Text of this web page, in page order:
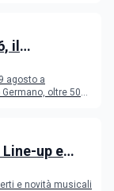
il
agosto a
oltre 50
up e
e novità musicali